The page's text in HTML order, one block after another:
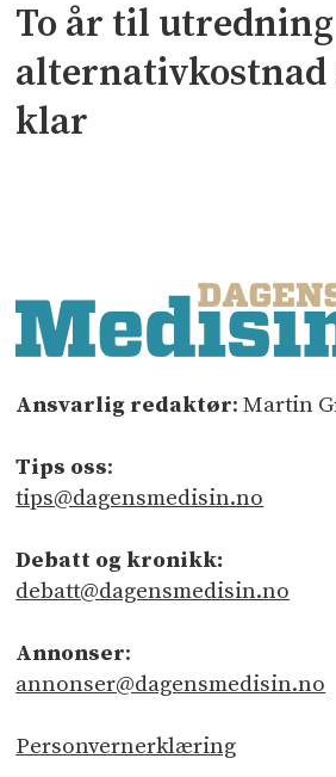
To år til
klar
Ansvarlig redaktør: Martin
Tips oss:
tips@dagensmedisin.no
Debatt og kronikk:
debatt@dagensmedisin.no
Annonser:
annonser@dagensmedisin.no
Personvernerklæring